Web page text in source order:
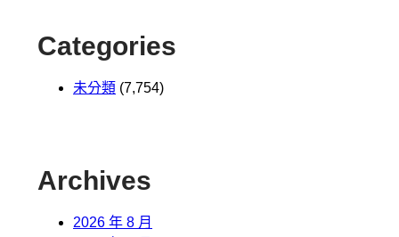
Categories
未分類 (7,754)
Archives
2026 年 8 月